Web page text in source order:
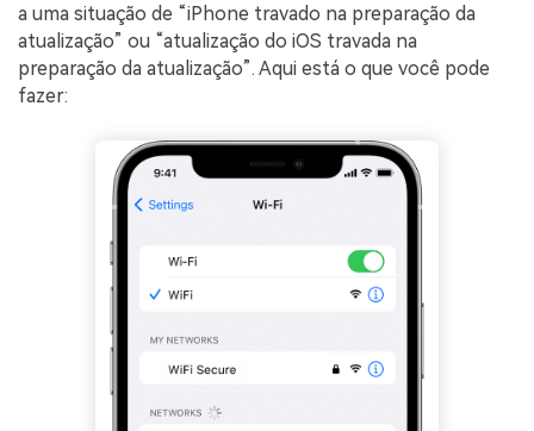
a uma situação de “iPhone travado na preparação da
atualização” ou “atualização do iOS travada na
preparação da atualização”. Aqui está o que você pode
fazer: